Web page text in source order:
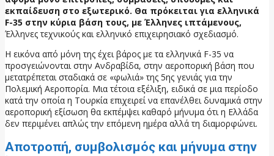
εκπαίδευση στο εξωτερικό. Θα πρόκειται για ελληνικά
F-35 στην κύρια βάση τους, με Έλληνες ιπτάμενους,
Έλληνες τεχνικούς και ελληνικό επιχειρησιακό σχεδιασμό.
Η εικόνα από μόνη της έχει βάρος με τα ελληνικά F-35 να
προσγειώνονται στην Ανδραβίδα, στην αεροπορική βάση που
μετατρέπεται σταδιακά σε «φωλιά» της 5ης γενιάς για την
Πολεμική Αεροπορία. Μια τέτοια εξέλιξη, ειδικά σε μια περίοδο
κατά την οποία η Τουρκία επιχειρεί να επανέλθει δυναμικά στην
αεροπορική εξίσωση θα εκπέμψει καθαρό μήνυμα ότι η Ελλάδα
δεν περιμένει απλώς την επόμενη ημέρα αλλά τη διαμορφώνει.
Αποτροπή, συμβολισμός και μήνυμα στην